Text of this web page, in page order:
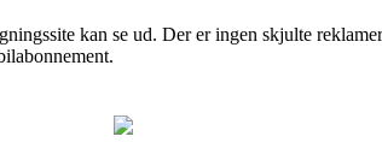
kan se ud. Der er ingen skjulte